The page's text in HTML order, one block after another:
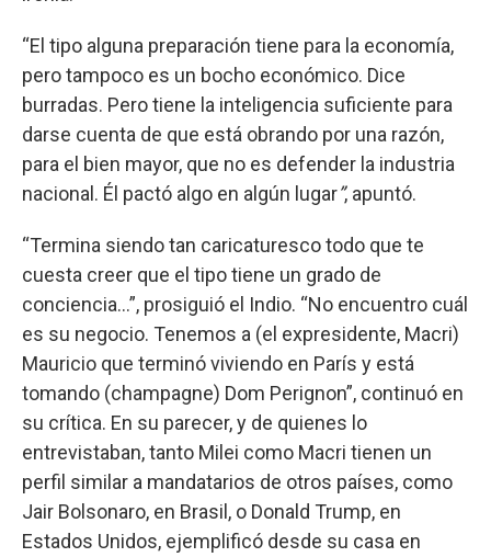
“El tipo alguna preparación tiene para la economía,
pero tampoco es un bocho económico. Dice
burradas. Pero tiene la inteligencia suficiente para
darse cuenta de que está obrando por una razón,
para el bien mayor, que no es defender la industria
nacional. Él pactó algo en algún lugar”, apuntó.
“Termina siendo tan caricaturesco todo que te
cuesta creer que el tipo tiene un grado de
conciencia...”, prosiguió el Indio. “No encuentro cuál
es su negocio. Tenemos a (el expresidente, Macri)
Mauricio que terminó viviendo en París y está
tomando (champagne) Dom Perignon”, continuó en
su crítica. En su parecer, y de quienes lo
entrevistaban, tanto Milei como Macri tienen un
perfil similar a mandatarios de otros países, como
Jair Bolsonaro, en Brasil, o Donald Trump, en
Estados Unidos, ejemplificó desde su casa en